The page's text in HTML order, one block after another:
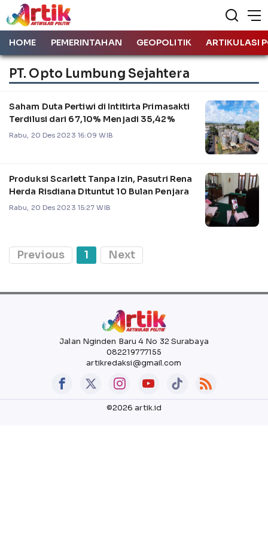
HOME PEMERINTAHAN GEOPOLITIK ARTIKULASI
PT. Opto Lumbung Sejahtera
Saham Duta Pertiwi di Intitirta Primasakti
Terdilusi dari 67,10% Menjadi 35,42%
Rabu, 20 Des 2023 16:09 WIB
Produksi Scarlett Tanpa Izin, Pasutri Rena
Herda Risdiana Dituntut 10 Bulan Penjara
Rabu, 20 Des 2023 15:27 WIB
Previous 1 Next
Jalan Nginden Baru 4 No 32 Surabaya
082219777155
artikredaksi@gmail.com
©2026 artik.id